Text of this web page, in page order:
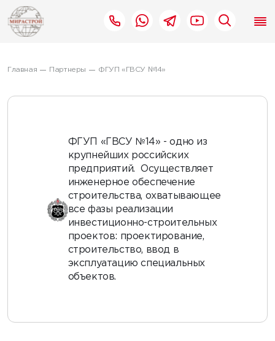
Главная Партнеры ФГУП «ГВСУ №14»
ФГУП «ГВСУ №14» - одно из
крупнейших российских
предприятий. Осуществляет
инженерное обеспечение
строительства, охватывающее
все фазы реализации
инвестиционно-строительных
проектов: проектирование,
строительство, ввод в
эксплуатацию специальных
объектов.